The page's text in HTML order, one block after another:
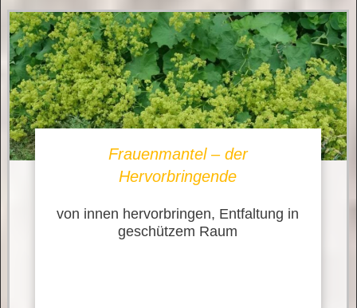
Frauenmantel – der
Hervorbringende
von innen hervorbringen, Entfaltung in
geschützem Raum